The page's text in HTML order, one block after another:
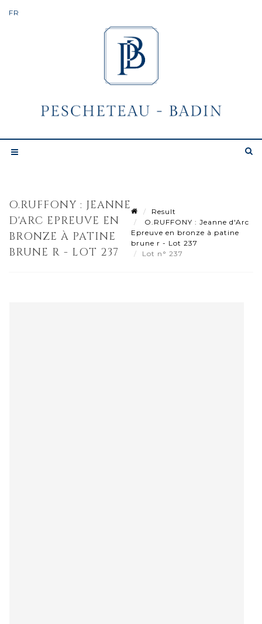
O.RUFFONY : JEANNE
D'ARC EPREUVE EN
BRONZE À PATINE
BRUNE R - LOT 237
Result
O.RUFFONY : Jeanne d'Arc
Epreuve en bronze à patine
brune r - Lot 237
Lot n° 237